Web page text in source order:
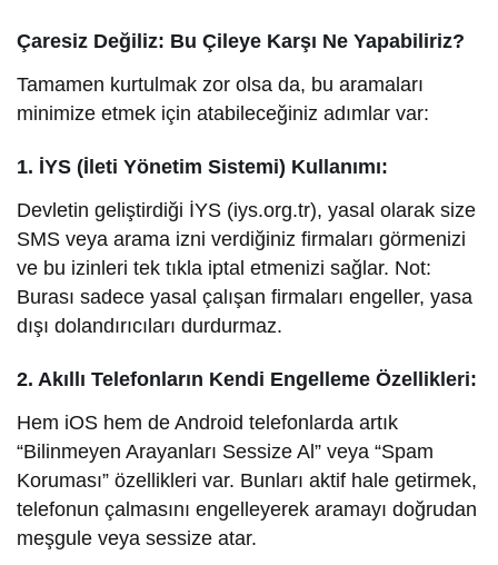
Çaresiz Değiliz: Bu Çileye Karşı Ne Yapabiliriz?
Tamamen kurtulmak zor olsa da, bu aramaları
minimize etmek için atabileceğiniz adımlar var:
1. İYS (İleti Yönetim Sistemi) Kullanımı:
Devletin geliştirdiği İYS (iys.org.tr), yasal olarak size
SMS veya arama izni verdiğiniz firmaları görmenizi
ve bu izinleri tek tıkla iptal etmenizi sağlar. Not:
Burası sadece yasal çalışan firmaları engeller, yasa
dışı dolandırıcıları durdurmaz.
2. Akıllı Telefonların Kendi Engelleme Özellikleri:
Hem iOS hem de Android telefonlarda artık
“Bilinmeyen Arayanları Sessize Al” veya “Spam
Koruması” özellikleri var. Bunları aktif hale getirmek,
telefonun çalmasını engelleyerek aramayı doğrudan
meşgule veya sessize atar.